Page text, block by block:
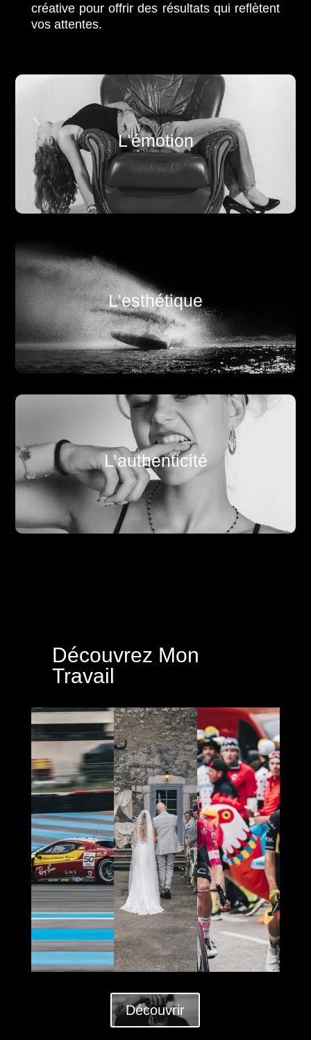
créative pour offrir des résultats qui reflètent
vos attentes.
L'émotion
Capturer des instants authentiques et intenses qui
racontent une histoire.
L'esthétique
Mettre en valeur la beauté de chaque moment
grâce à une composition soignée.
L’authenticité
Chaque image est unique et raconte votre histoire
de manière naturelle.
Découvrez Mon
Travail
Découvrir